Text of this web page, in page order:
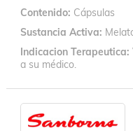
Contenido Cápsulas
Sustancia Activa
Indicacion Terapeutica
a su médico.